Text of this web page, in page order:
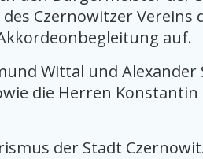
Czernowitzer Vereins
auf.
Wittal und Alexander
die Herren
der Stadt